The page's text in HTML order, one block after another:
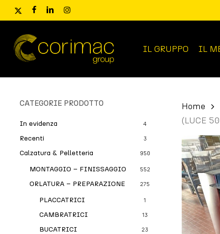
Skip
content
x-
facebooklinkedininstagram
Ricerca
prodotti
IL GRUPPO IL
CATEGORIE PRODOTTO
In evidenza 4
Recenti 3
Calzatura & Pelletteria 950
MONTAGGIO – FINISSAGGIO 552
ORLATURA – PREPARAZIONE 275
PLACCATRICI 1
CAMBRATRICI 13
BUCATRICI 23
Home
(LUCE